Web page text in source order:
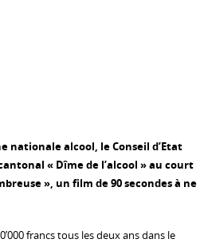
nationale alcool, le Conseil d’Etat
« Dîme de l’alcool » au court
», un film de 90 secondes à ne
francs tous les deux ans dans le